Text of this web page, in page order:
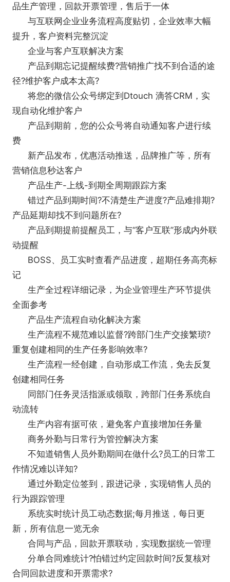
品生产管理，回款开票管理，售后于一体
与互联网企业业务流程高度贴切，企业效率大幅
提升，客户资料完整沉淀
企业与客户互联解决方案
产品到期忘记提醒续费?营销推广找不到合适的途
径?维护客户成本太高?
将您的微信公众号绑定到Dtouch 滴答CRM，实
现自动化维护客户
产品到期前，您的公众号将自动通知客户进行续
费
新产品发布，优惠活动推送，品牌推广等，所有
营销信息秒达客户
产品生产-上线-到期全周期跟踪方案
错过产品到期时间?不清楚生产进度?产品难排期?
产品延期却找不到问题所在?
产品到期提前提醒员工，与“客户互联”形成内外联
动提醒
BOSS、员工实时查看产品进度，超期任务高亮标
记
生产全过程详细记录，为企业管理生产环节提供
全面参考
产品生产流程自动化解决方案
生产流程不规范难以监督?跨部门生产交接繁琐?
重复创建相同的生产任务影响效率?
生产流程一经创建，自动形成工作流，免去反复
创建相同任务
同部门任务灵活指派或领取，跨部门任务系统自
动流转
生产内容有据可依，避免客户直接增加任务量
商务外勤与日常行为管控解决方案
不知道销售人员外勤期间在做什么?员工的日常工
作情况难以详知?
通过外勤定位签到，跟进记录，实现销售人员的
行为跟踪管理
系统实时统计员工动态数据;每月推送，每日更
新，所有信息一览无余
合同与产品，回款开票联动，实现数据统一管理
分单合同难统计?怕错过约定回款时间?反复核对
合同回款进度和开票需求?